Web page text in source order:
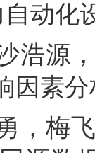
自动化
浩源
因素分
，梅